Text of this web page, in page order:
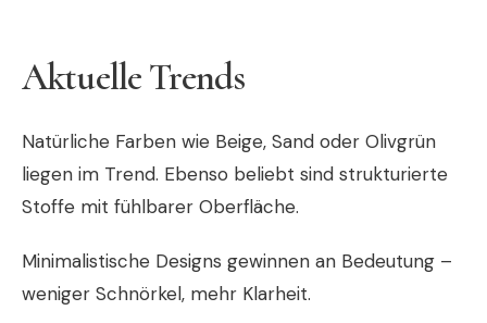
Aktuelle Trends
Natürliche Farben wie Beige, Sand oder Olivgrün
liegen im Trend. Ebenso beliebt sind strukturierte
Stoffe mit fühlbarer Oberfläche.
Minimalistische Designs gewinnen an Bedeutung –
weniger Schnörkel, mehr Klarheit.